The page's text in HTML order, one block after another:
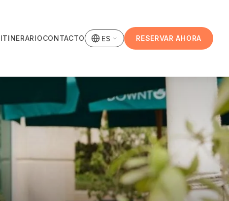
ITINERARIOCONTACTO ES RESERVAR AHORA